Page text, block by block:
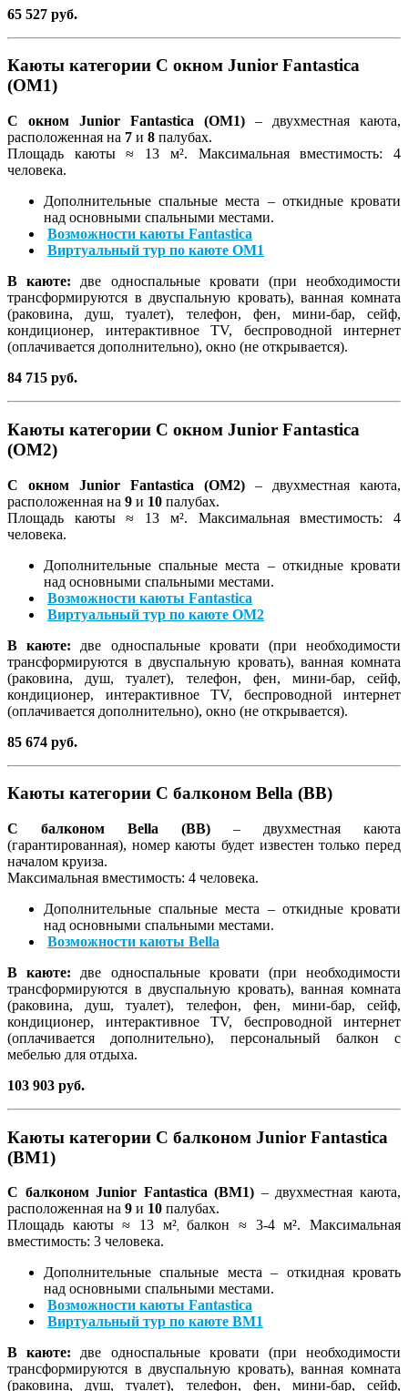
65 527 руб.
Каюты категории С окном Junior Fantastica
(OM1)
С окном Junior Fantastica (OM1) – двухместная каюта,
расположенная на 7 и 8 палубах.
Площадь каюты ≈ 13 м². Максимальная вместимость: 4
человека.
Дополнительные спальные места – откидные кровати
над основными спальными местами.
Возможности каюты Fantastica
Виртуальный тур по каюте OM1
В каюте: две односпальные кровати (при необходимости
трансформируются в двуспальную кровать), ванная комната
(раковина, душ, туалет), телефон, фен, мини-бар, сейф,
кондиционер, интерактивное TV, беспроводной интернет
(оплачивается дополнительно), окно (не открывается).
84 715 руб.
Каюты категории С окном Junior Fantastica
(OM2)
С окном Junior Fantastica (OM2) – двухместная каюта,
расположенная на 9 и 10 палубах.
Площадь каюты ≈ 13 м². Максимальная вместимость: 4
человека.
Дополнительные спальные места – откидные кровати
над основными спальными местами.
Возможности каюты Fantastica
Виртуальный тур по каюте OM2
В каюте: две односпальные кровати (при необходимости
трансформируются в двуспальную кровать), ванная комната
(раковина, душ, туалет), телефон, фен, мини-бар, сейф,
кондиционер, интерактивное TV, беспроводной интернет
(оплачивается дополнительно), окно (не открывается).
85 674 руб.
Каюты категории С балконом Bella (BB)
С балконом Bella (BB) – двухместная каюта
(гарантированная), номер каюты будет известен только перед
началом круиза.
Максимальная вместимость: 4 человека.
Дополнительные спальные места – откидные кровати
над основными спальными местами.
Возможности каюты Bella
В каюте: две односпальные кровати (при необходимости
трансформируются в двуспальную кровать), ванная комната
(раковина, душ, туалет), телефон, фен, мини-бар, сейф,
кондиционер, интерактивное TV, беспроводной интернет
(оплачивается дополнительно), персональный балкон с
мебелью для отдыха.
103 903 руб.
Каюты категории С балконом Junior Fantastica
(BM1)
С балконом Junior Fantastica (BM1) – двухместная каюта,
расположенная на 9 и 10 палубах.
Площадь каюты ≈ 13 м²,балкон ≈ 3-4 м². Максимальная
вместимость: 3 человека.
Дополнительные спальные места – откидная кровать
над основными спальными местами.
Возможности каюты Fantastica
Виртуальный тур по каюте BM1
В каюте:две односпальные кровати (при необходимости
трансформируются в двуспальную кровать), ванная комната
(раковина, душ, туалет), телефон, фен, мини-бар, сейф,